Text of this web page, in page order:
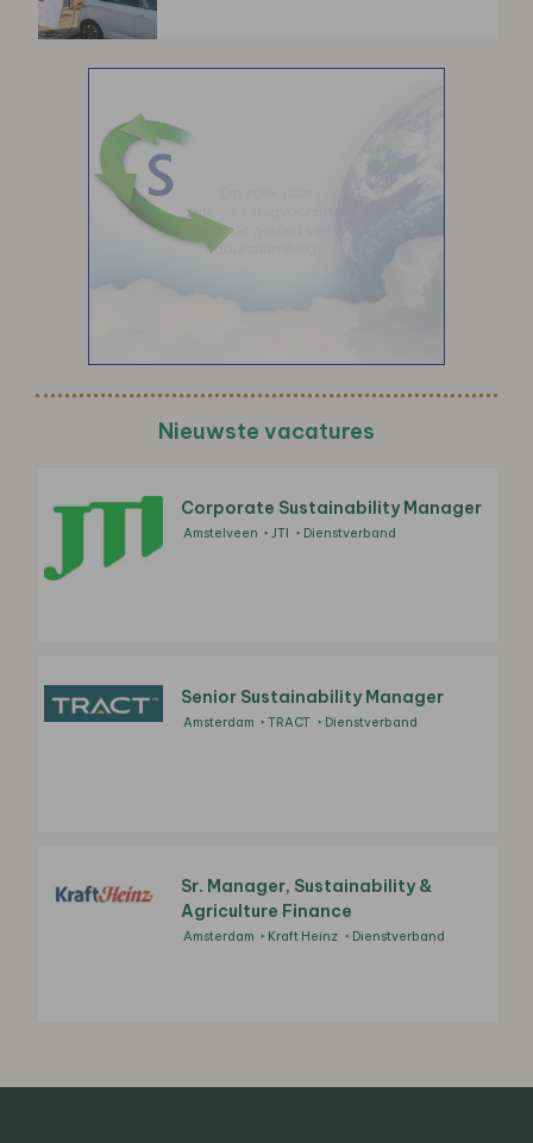
Nieuwste vacatures
Corporate Sustainability Manager
Amstelveen JTI Dienstverband
Senior Sustainability Manager
Amsterdam TRACT Dienstverband
Sr. Manager, Sustainability &
Agriculture Finance
Amsterdam Kraft Heinz Dienstverband